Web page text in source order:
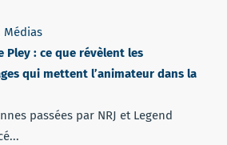
Médias
Pley : ce que révèlent les
qui mettent l’animateur dans la
passées par NRJ et Legend